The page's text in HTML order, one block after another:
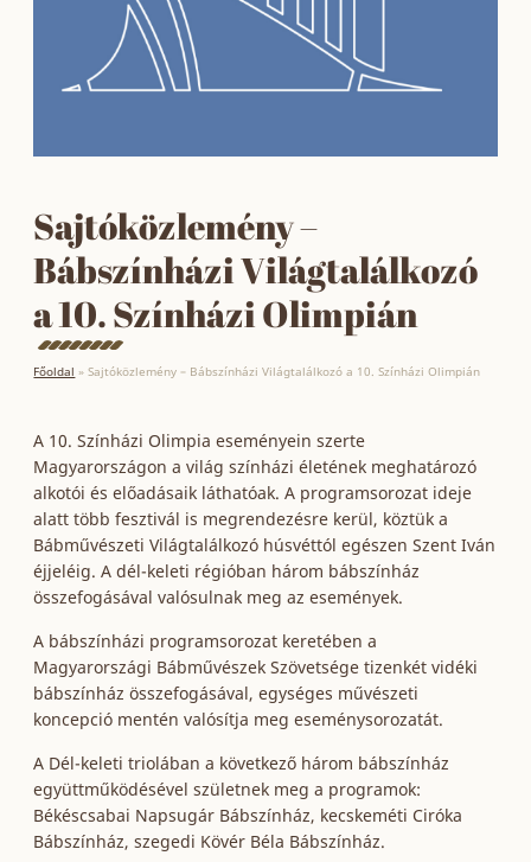
Sajtóközlemény –
Bábszínházi Világtalálkozó
a 10. Színházi Olimpián
Főoldal »Sajtóközlemény – Bábszínházi Világtalálkozó a 10. Színházi Olimpián
A 10. Színházi Olimpia eseményein szerte
Magyarországon a világ színházi életének meghatározó
alkotói és előadásaik láthatóak. A programsorozat ideje
alatt több fesztivál is megrendezésre kerül, köztük a
Bábművészeti Világtalálkozó húsvéttól egészen Szent Iván
éjjeléig. A dél-keleti régióban három bábszínház
összefogásával valósulnak meg az események.
A bábszínházi programsorozat keretében a
Magyarországi Bábművészek Szövetsége tizenkét vidéki
bábszínház összefogásával, egységes művészeti
koncepció mentén valósítja meg eseménysorozatát.
A Dél-keleti triolában a következő három bábszínház
együttműködésével születnek meg a programok:
Békéscsabai Napsugár Bábszínház, kecskeméti Ciróka
Bábszínház, szegedi Kövér Béla Bábszínház.